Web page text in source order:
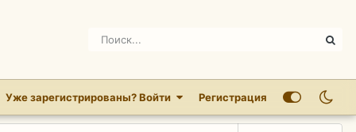
Уже зарегистрированы? Войти Регистрация